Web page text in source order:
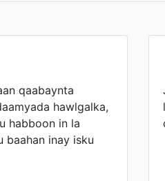
qaabaynta
hawlgalka,
habboon in la
baahan inay isku